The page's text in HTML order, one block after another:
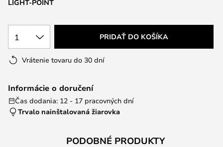
LIGHT-POINT
1 PRIDAŤ DO KOŠÍKA
Vrátenie tovaru do 30 dní
Informácie o doručení
Čas dodania: 12 - 17 pracovných dní
Trvalo nainštalovaná žiarovka
PODOBNÉ PRODUKTY